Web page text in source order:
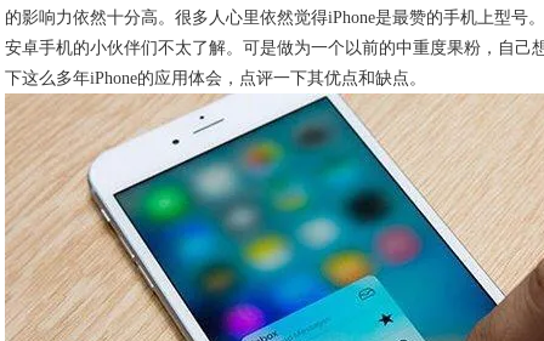
的影响力依然十分高。很多人心里依然觉得iPhone是最赞的手机上型号
安卓手机的小伙伴们不太了解。可是做为一个以前的中重度果粉，自己
下这么多年iPhone的应用体会，点评一下其优点和缺点。